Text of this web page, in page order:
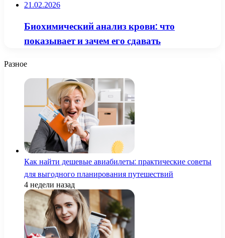
21.02.2026
Биохимический анализ крови: что
показывает и зачем его сдавать
Разное
Как найти дешевые авиабилеты: практические советы
для выгодного планирования путешествий
4 недели назад